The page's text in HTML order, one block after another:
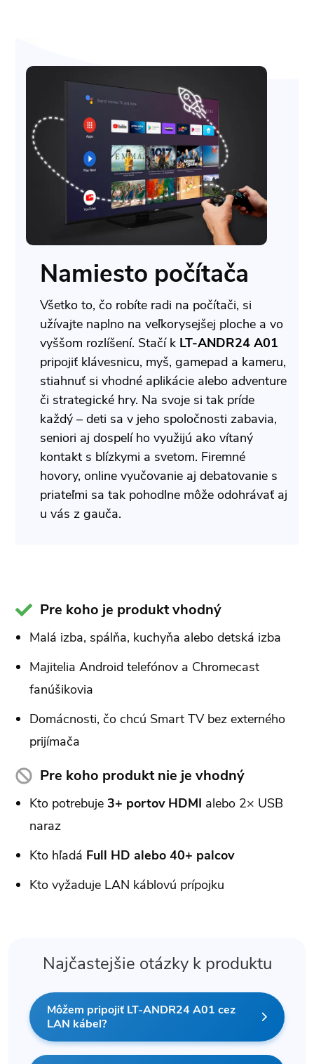
Namiesto počítača
Všetko to, čo robíte radi na počítači, si
užívajte naplno na veľkorysejšej ploche a vo
vyššom rozlíšení. Stačí k LT-ANDR24 A01
pripojiť klávesnicu, myš, gamepad a kameru,
stiahnuť si vhodné aplikácie alebo adventure
či strategické hry. Na svoje si tak príde
každý – deti sa v jeho spoločnosti zabavia,
seniori aj dospelí ho využijú ako vítaný
kontakt s blízkymi a svetom. Firemné
hovory, online vyučovanie aj debatovanie s
priateľmi sa tak pohodlne môže odohrávať aj
u vás z gauča.
Pre koho je produkt vhodný
Malá izba, spálňa, kuchyňa alebo detská izba
Majitelia Android telefónov a Chromecast
fanúšikovia
Domácnosti, čo chcú Smart TV bez externého
prijímača
Pre koho produkt nie je vhodný
Kto potrebuje 3+ portov HDMI alebo 2× USB
naraz
Kto hľadá Full HD alebo 40+ palcov
Kto vyžaduje LAN káblovú prípojku
Najčastejšie otázky k produktu
Môžem pripojiť LT-ANDR24 A01 cez
LAN kábel?